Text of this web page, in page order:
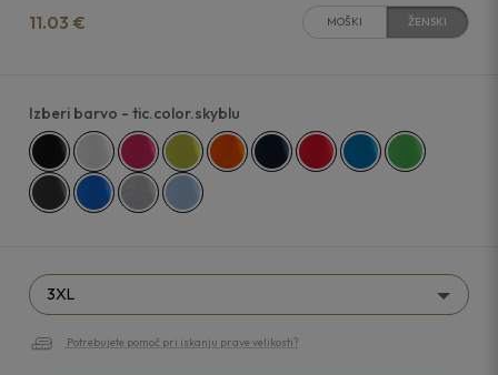
11.03 € MOŠKI ŽENSKI
Izberi barvo - tic.color.skyblu
3XL
Potrebujete pomoč pri iskanju prave velikosti?